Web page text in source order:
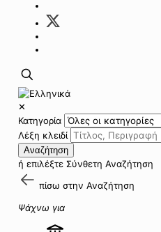
✕
Κατηγορία
Λέξη κλειδί
Αναζήτηση
ή επιλέξτε Σύνθετη Αναζήτηση
πίσω στην Αναζήτηση
Ψάχνω για